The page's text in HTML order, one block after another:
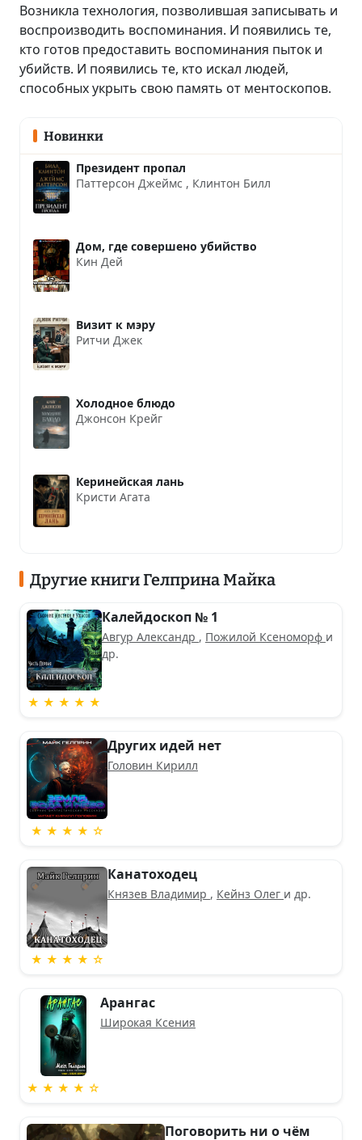
Возникла технология, позволившая записывать и
воспроизводить воспоминания. И появились те,
кто готов предоставить воспоминания пыток и
убийств. И появились те, кто искал людей,
способных укрыть свою память от ментоскопов.
Новинки
Президент пропал
Паттерсон Джеймс , Клинтон Билл
Дом, где совершено убийство
Кин Дей
Визит к мэру
Ритчи Джек
Холодное блюдо
Джонсон Крейг
Керинейская лань
Кристи Агата
Другие книги Гелприна Майка
★ ★ ★ ★ ★
Калейдоскоп № 1
Авгур Александр , Пожилой Ксеноморф и
др.
★ ★ ★ ★ ☆
Других идей нет
Головин Кирилл
★ ★ ★ ★ ☆
Канатоходец
Князев Владимир , Кейнз Олег и др.
★ ★ ★ ★ ☆
Арангас
Широкая Ксения
Поговорить ни о чём